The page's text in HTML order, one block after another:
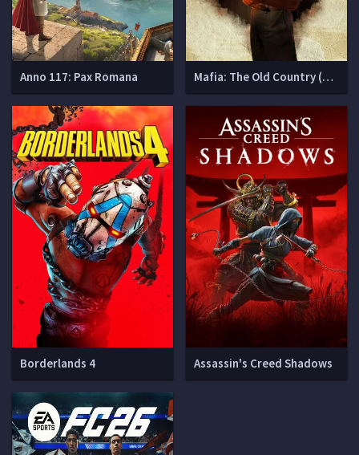
Anno 117: Pax Romana Mafia: The Old Country (Мафия 4)
Borderlands 4 Assassin's Creed Shadows